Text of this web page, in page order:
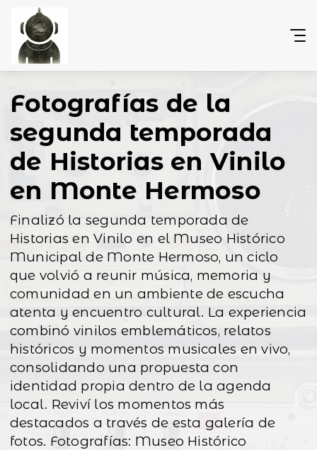
Fotografías de la
segunda temporada
de Historias en Vinilo
en Monte Hermoso
Finalizó la segunda temporada de
Historias en Vinilo en el Museo Histórico
Municipal de Monte Hermoso, un ciclo
que volvió a reunir música, memoria y
comunidad en un ambiente de escucha
atenta y encuentro cultural. La experiencia
combinó vinilos emblemáticos, relatos
históricos y momentos musicales en vivo,
consolidando una propuesta con
identidad propia dentro de la agenda
local. Reviví los momentos más
destacados a través de esta galería de
fotos. Fotografías: Museo Histórico